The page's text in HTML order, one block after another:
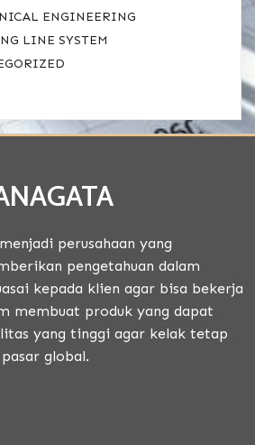
ENGINEERING
LINE SYSTEM
perusahaan yang
pengetahuan dalam
kepada klien agar bisa bekerja
membuat produk yang dapat
yang tinggi agar kelak tetap
global.